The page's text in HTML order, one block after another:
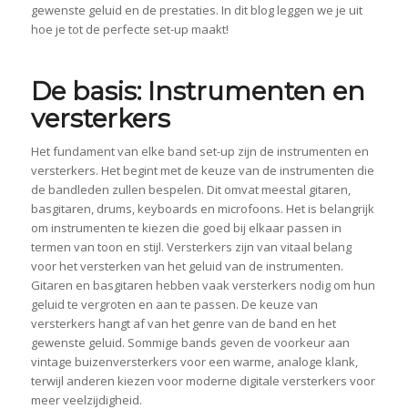
gewenste geluid en de prestaties. In dit blog leggen we je uit
hoe je tot de perfecte set-up maakt!
De basis: Instrumenten en
versterkers
Het fundament van elke band set-up zijn de instrumenten en
versterkers. Het begint met de keuze van de instrumenten die
de bandleden zullen bespelen. Dit omvat meestal gitaren,
basgitaren, drums, keyboards en microfoons. Het is belangrijk
om instrumenten te kiezen die goed bij elkaar passen in
termen van toon en stijl. Versterkers zijn van vitaal belang
voor het versterken van het geluid van de instrumenten.
Gitaren en basgitaren hebben vaak versterkers nodig om hun
geluid te vergroten en aan te passen. De keuze van
versterkers hangt af van het genre van de band en het
gewenste geluid. Sommige bands geven de voorkeur aan
vintage buizenversterkers voor een warme, analoge klank,
terwijl anderen kiezen voor moderne digitale versterkers voor
meer veelzijdigheid.